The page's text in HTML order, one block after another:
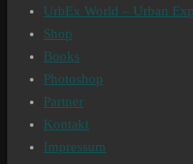
UrbEx World – Urban
Shop
Books
Photoshop
Partner
Kontakt
Impressum